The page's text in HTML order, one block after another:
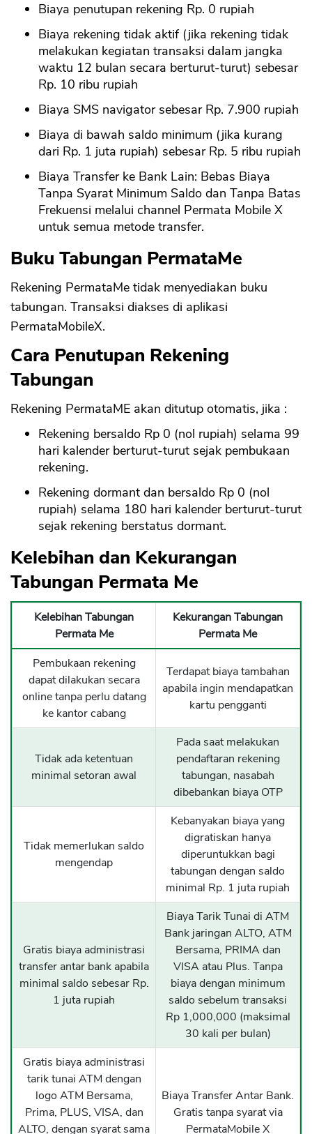
Biaya penutupan rekening Rp. 0 rupiah
Biaya rekening tidak aktif (jika rekening tidak
melakukan kegiatan transaksi dalam jangka
waktu 12 bulan secara berturut-turut) sebesar
Rp. 10 ribu rupiah
Biaya SMS navigator sebesar Rp. 7.900 rupiah
Biaya di bawah saldo minimum (jika kurang
dari Rp. 1 juta rupiah) sebesar Rp. 5 ribu rupiah
Biaya Transfer ke Bank Lain: Bebas Biaya
Tanpa Syarat Minimum Saldo dan Tanpa Batas
Frekuensi melalui channel Permata Mobile X
untuk semua metode transfer.
Buku Tabungan PermataMe
Rekening PermataMe tidak menyediakan buku
tabungan. Transaksi diakses di aplikasi
PermataMobileX.
Cara Penutupan Rekening
Tabungan
Rekening PermataME akan ditutup otomatis, jika :
Rekening bersaldo Rp 0 (nol rupiah) selama 99
hari kalender berturut-turut sejak pembukaan
rekening.
Rekening dormant dan bersaldo Rp 0 (nol
rupiah) selama 180 hari kalender berturut-turut
sejak rekening berstatus dormant.
Kelebihan dan Kekurangan
Tabungan Permata Me
Kelebihan Tabungan
Permata Me
Kekurangan Tabungan
Permata Me
Pembukaan rekening
dapat dilakukan secara
online tanpa perlu datang
ke kantor cabang
Terdapat biaya tambahan
apabila ingin mendapatkan
kartu pengganti
Tidak ada ketentuan
minimal setoran awal
Pada saat melakukan
pendaftaran rekening
tabungan, nasabah
dibebankan biaya OTP
Tidak memerlukan saldo
mengendap
Kebanyakan biaya yang
digratiskan hanya
diperuntukkan bagi
tabungan dengan saldo
minimal Rp. 1 juta rupiah
Gratis biaya administrasi
transfer antar bank apabila
minimal saldo sebesar Rp.
1 juta rupiah
Biaya Tarik Tunai di ATM
Bank jaringan ALTO, ATM
Bersama, PRIMA dan
VISA atau Plus. Tanpa
biaya dengan minimum
saldo sebelum transaksi
Rp 1,000,000 (maksimal
30 kali per bulan)
Gratis biaya administrasi
tarik tunai ATM dengan
logo ATM Bersama,
Prima, PLUS, VISA, dan
ALTO, dengan syarat sama
Biaya Transfer Antar Bank.
Gratis tanpa syarat via
PermataMobile X
CANCEL